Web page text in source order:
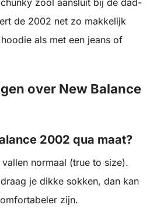
zool aansluit bij de dad-
de 2002 net zo makkelijk
als met een jeans of
over New Balance
2002 qua maat?
normaal (true to size).
je dikke sokken, dan kan
zijn.